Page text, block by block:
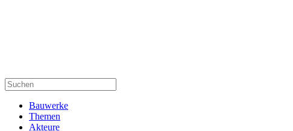
Bauwerke
Themen
Akteure